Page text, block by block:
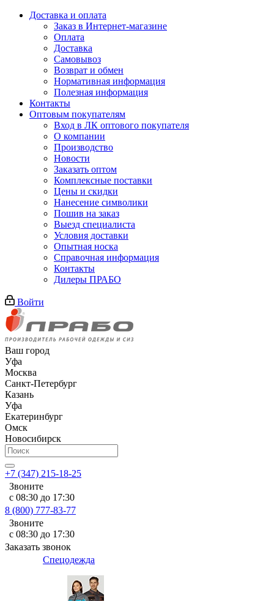
Доставка и оплата
Заказ в Интернет-магазине
Оплата
Доставка
Самовывоз
Возврат и обмен
Нормативная информация
Полезная информация
Контакты
Оптовым покупателям
Вход в ЛК оптового покупателя
О компании
Производство
Новости
Заказать оптом
Комплексные поставки
Цены и скидки
Нанесение символики
Пошив на заказ
Выезд специалиста
Условия доставки
Опытная носка
Справочная информация
Контакты
Дилеры ПРАБО
Войти
Ваш город
Уфа
Москва
Санкт-Петербург
Казань
Уфа
Екатеринбург
Омск
Новосибирск
+7 (347) 215-18-25
Звоните
с 08:30 до 17:30
8 (800) 777-83-77
Звоните
с 08:30 до 17:30
Заказать звонок
Спецодежда